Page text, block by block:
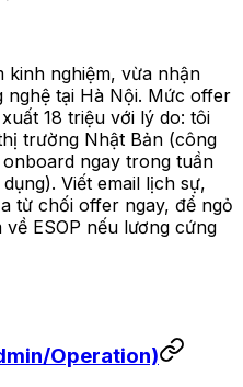
kinh nghiệm, vừa nhận
tại Hà Nội. Mức offer
18 triệu với lý do: tôi
trường Nhật Bản (công
ngay trong tuần
Viết email lịch sự,
từ chối offer ngay, để ngỏ
ESOP nếu lương cứng
Operation)